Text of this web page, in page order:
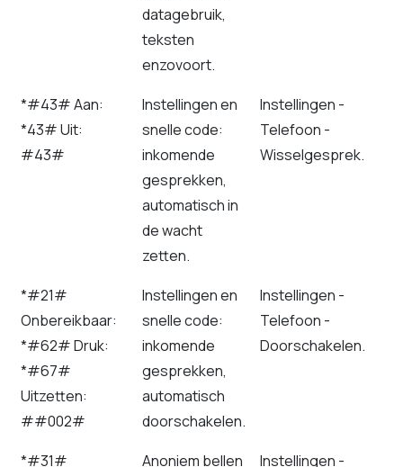
datagebruik,
teksten
enzovoort.
*#43# Aan:
*43# Uit:
#43#
Instellingen en
snelle code:
inkomende
gesprekken,
automatisch in
de wacht
zetten.
Instellingen -
Telefoon -
Wisselgesprek.
*#21#
Onbereikbaar:
*#62# Druk:
*#67#
Uitzetten:
##002#
Instellingen en
snelle code:
inkomende
gesprekken,
automatisch
doorschakelen.
Instellingen -
Telefoon -
Doorschakelen.
*#31#
Anoniem bellen
Instellingen -